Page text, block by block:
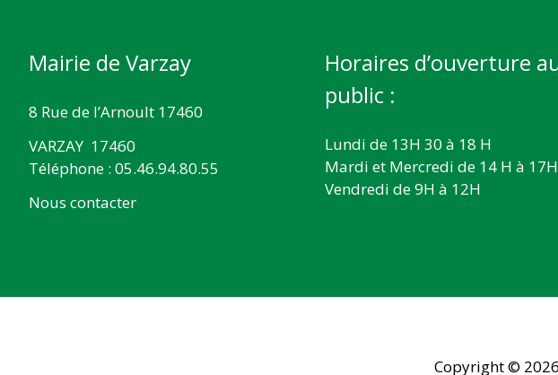
Mairie de Varzay
8 Rue de l’Arnoult 17460
VARZAY 17460
Téléphone : 05.46.94.80.55
Nous contacter
Horaires d’ouverture
public :
Lundi de 13H 30 à 18 H
Mardi et Mercredi de 14 H à
Vendredi de 9H à 12H
Copyright © 2026